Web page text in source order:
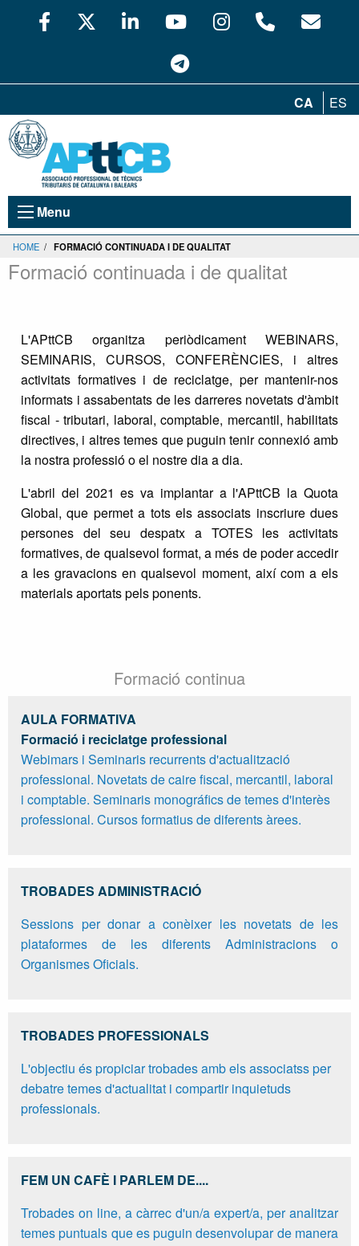
CA ES
Menu
HOME / FORMACIÓ CONTINUADA I DE QUALITAT
Formació continuada i de qualitat
L'APttCB organitza periòdicament WEBINARS,
SEMINARIS, CURSOS, CONFERÈNCIES, i altres
activitats formatives i de reciclatge, per mantenir-nos
informats i assabentats de les darreres novetats d'àmbit
fiscal - tributari, laboral, comptable, mercantil, habilitats
directives, i altres temes que puguin tenir connexió amb
la nostra professió o el nostre dia a dia.
L'abril del 2021 es va implantar a l'APttCB la Quota
Global, que permet a tots els associats inscriure dues
persones del seu despatx a TOTES les activitats
formatives, de qualsevol format, a més de poder accedir
a les gravacions en qualsevol moment, així com a els
materials aportats pels ponents.
Formació continua
AULA FORMATIVA
Formació i reciclatge professional
Webimars i Seminaris recurrents d'actualització
professional. Novetats de caire fiscal, mercantil, laboral
i comptable. Seminaris monográfics de temes d'interès
professional. Cursos formatius de diferents àrees.
TROBADES ADMINISTRACIÓ
Sessions per donar a conèixer les novetats de les
plataformes de les diferents Administracions o
Organismes Oficials.
TROBADES PROFESSIONALS
L'objectiu és propiciar trobades amb els associatss per
debatre temes d'actualitat i compartir inquietuds
professionals.
FEM UN CAFÈ I PARLEM DE....
Trobades on line, a càrrec d'un/a expert/a, per analitzar
temes puntuals que es puguin desenvolupar de manera